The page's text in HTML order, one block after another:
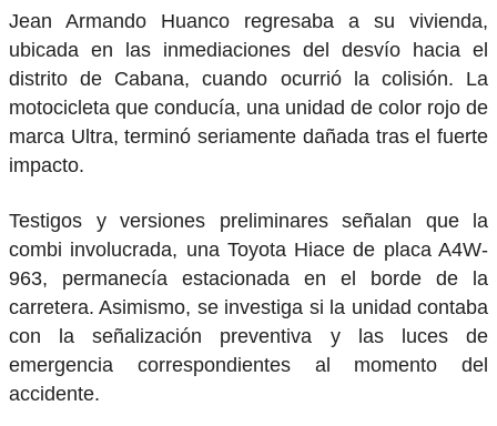
Jean Armando Huanco regresaba a su vivienda,
ubicada en las inmediaciones del desvío hacia el
distrito de Cabana, cuando ocurrió la colisión. La
motocicleta que conducía, una unidad de color rojo de
marca Ultra, terminó seriamente dañada tras el fuerte
impacto.
Testigos y versiones preliminares señalan que la
combi involucrada, una Toyota Hiace de placa A4W-
963, permanecía estacionada en el borde de la
carretera. Asimismo, se investiga si la unidad contaba
con la señalización preventiva y las luces de
emergencia correspondientes al momento del
accidente.